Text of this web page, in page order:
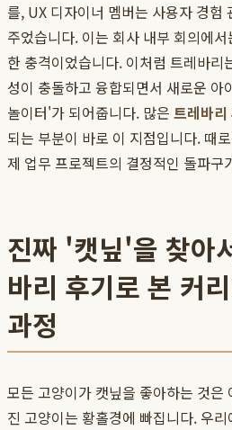
를, UX 디자이너 멤버는 사용자 경험
주었습니다. 이는 회사 내부 회의에
한 충격이었습니다. 이처럼 트레바리
성이 충돌하고 융합되면서 새로운 아
놀이터'가 되어줍니다. 많은 트레바리
되는 부분이 바로 이 지점입니다. 때
제 업무 프로젝트의 결정적인 돌파구
진짜 '캣닢'을 찾아
바리 후기로 본 커
과정
모든 고양이가 캣닢을 좋아하는 것은
진 고양이는 황홀경에 빠집니다. 우